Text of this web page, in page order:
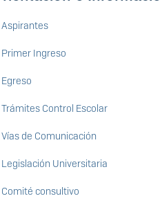
Aspirantes
Primer Ingreso
Egreso
Trámites Control Escolar
Vías de Comunicación
Legislación Universitaria
Comité consultivo